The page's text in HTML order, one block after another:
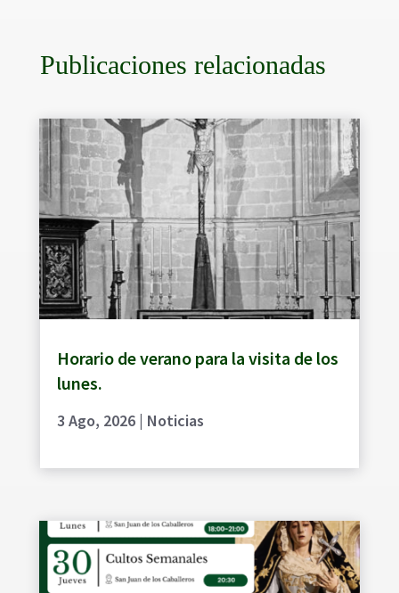
Publicaciones relacionadas
Horario de verano para la visita de los
lunes.
3 Ago, 2026| Noticias